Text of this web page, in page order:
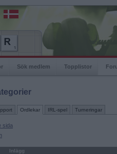
Sök medlem Topplistor
Ordlekar IRL-spel Turneringar
sida
Inlägg